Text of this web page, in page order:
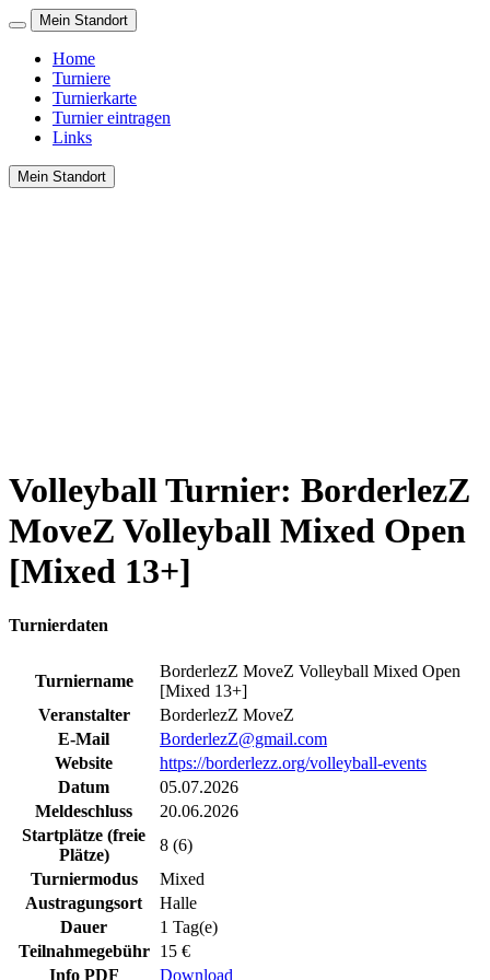
Mein Standort
Home
Turniere
Turnierkarte
Turnier eintragen
Links
Mein Standort
Volleyball Turnier: BorderlezZ
MoveZ Volleyball Mixed Open
[Mixed 13+]
Turnierdaten
Turniername
BorderlezZ MoveZ Volleyball Mixed Open
[Mixed 13+]
Veranstalter
BorderlezZ MoveZ
E-Mail
BorderlezZ@gmail.com
Website
https://borderlezz.org/volleyball-events
Datum
05.07.2026
Meldeschluss
20.06.2026
Startplätze (freie
Plätze)
8 (6)
Turniermodus
Mixed
Austragungsort
Halle
Dauer
1 Tag(e)
Teilnahmegebühr
15 €
Info PDF
Download